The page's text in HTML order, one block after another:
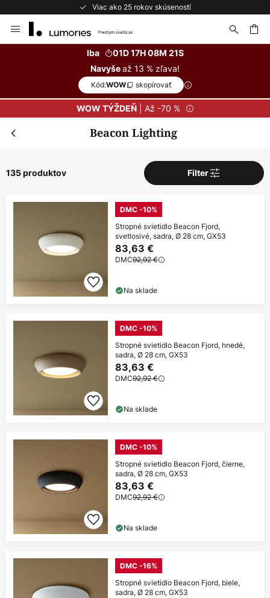
Bezplatné vrátenie do 50 dní
to
Iba
01D 17H 08M 20S
Navyšeaž 13 % zľava!
Kód:WOW skopírovať
WOW TÝŽDEŇ| Až -70 %
Beacon Lighting
135 produktov Filter
DMC -10%
Stropné svietidlo Beacon Fjord,
svetlosivé, sadra, Ø 28 cm, GX53
83,63 €
DMC92,92 €
Na sklade
DMC -10%
Stropné svietidlo Beacon Fjord, hnedé,
sadra, Ø 28 cm, GX53
83,63 €
DMC92,92 €
Na sklade
DMC -10%
Stropné svietidlo Beacon Fjord, čierne,
sadra, Ø 28 cm, GX53
83,63 €
DMC92,92 €
Na sklade
DMC -16%
Stropné svietidlo Beacon Fjord, biele,
sadra, Ø 28 cm, GX53